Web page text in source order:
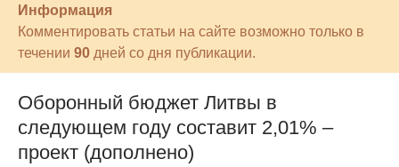
Информация
Комментировать статьи на сайте возможно только в
течении 90 дней со дня публикации.
Оборонный бюджет Литвы в
следующем году составит 2,01% –
проект (дополнено)